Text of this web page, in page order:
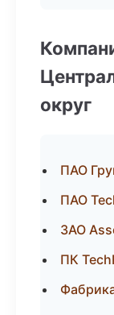
округ
ПАО
ПАО
ЗАО
ПК